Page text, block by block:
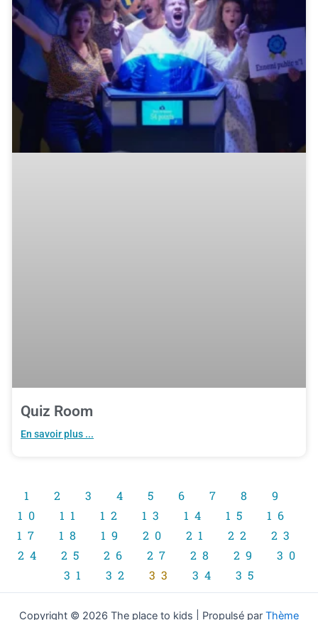
Quiz Room
En savoir plus ...
1 2 3 4 5 6 7 8
9
10
11 12 13 14 15
16
17
18 19 20 21 22
23
24
25 26 27 28 29
30
31
32 33 34 35
Copyright © 2026 The place to kids | Propulsé par Thème